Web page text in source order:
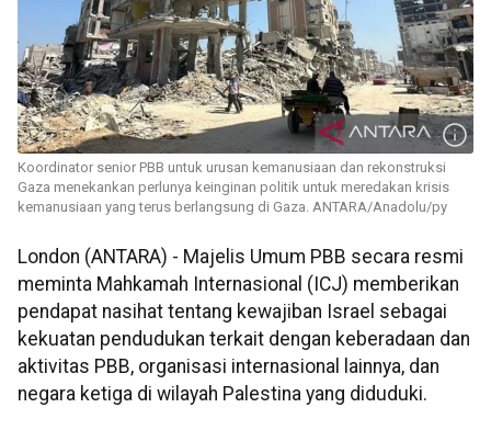
Koordinator senior PBB untuk urusan kemanusiaan dan rekonstruksi
Gaza menekankan perlunya keinginan politik untuk meredakan krisis
kemanusiaan yang terus berlangsung di Gaza. ANTARA/Anadolu/py
London (ANTARA) - Majelis Umum PBB secara resmi
meminta Mahkamah Internasional (ICJ) memberikan
pendapat nasihat tentang kewajiban Israel sebagai
kekuatan pendudukan terkait dengan keberadaan dan
aktivitas PBB, organisasi internasional lainnya, dan
negara ketiga di wilayah Palestina yang diduduki.